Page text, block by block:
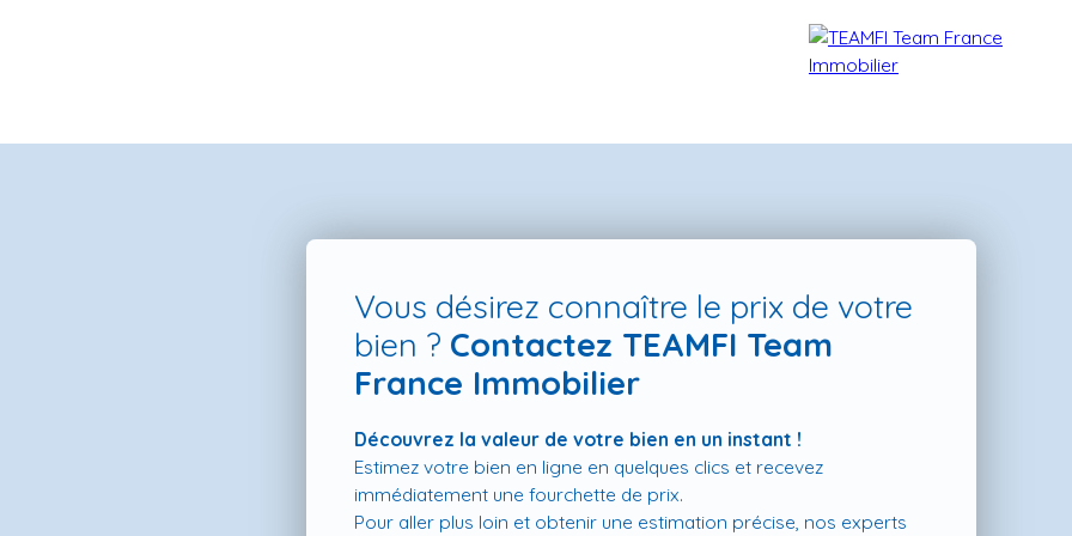
LA TEAM RECRUTEMENT TÉMOIGNAGES
Vous désirez connaître le prix de votre
bien ? Contactez TEAMFI Team
France Immobilier
Découvrez la valeur de votre bien en un instant !
Estimez votre bien en ligne en quelques clics et recevez
immédiatement une fourchette de prix.
Pour aller plus loin et obtenir une estimation précise, nos experts